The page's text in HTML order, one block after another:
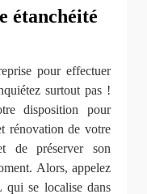
étanchéité
pour effectuer
surtout pas !
disposition pour
rénovation de votre
de préserver son
Alors, appelez
qui se localise dans